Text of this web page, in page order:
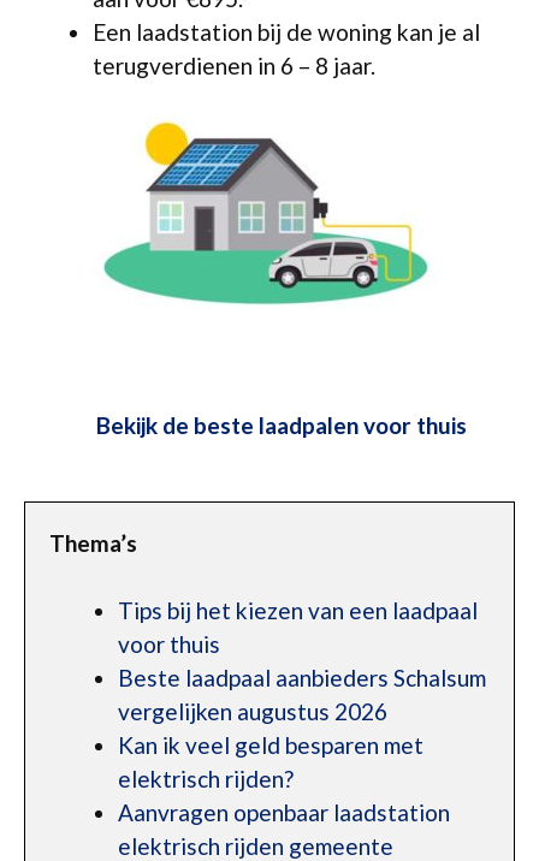
Een laadstation bij de woning kan je al
terugverdienen in 6 – 8 jaar.
Bekijk de beste laadpalen voor thuis
Thema’s
Tips bij het kiezen van een laadpaal
voor thuis
Beste laadpaal aanbieders Schalsum
vergelijken augustus 2026
Kan ik veel geld besparen met
elektrisch rijden?
Aanvragen openbaar laadstation
elektrisch rijden gemeente